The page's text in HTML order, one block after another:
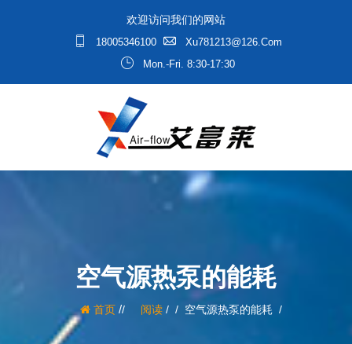
欢迎访问我们的网站
18005346100
Xu781213@126.com
Mon.-Fri. 8:30-17:30
空气源热泵的能耗
首页/ 阅读/ 空气源热泵的能耗